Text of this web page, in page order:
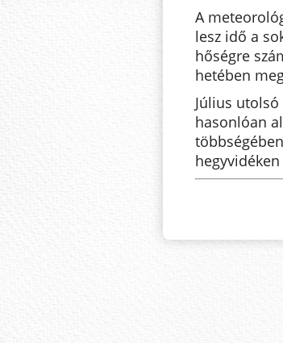
A
lesz idő a
hőségre
hetében
Július
hasonlóan